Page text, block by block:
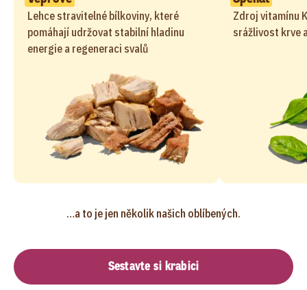
Lehce stravitelné bílkoviny, které
pomáhají udržovat stabilní hladinu
energie a regeneraci svalů
Zdroj vitamínu
srážlivost krve
…a to je jen několik našich oblíbených.
Sestavte si krabici